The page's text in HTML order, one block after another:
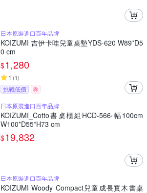
日本原裝進口百年品牌
KOIZUMI 吉伊卡哇兒童桌墊YDS-620 W89*D5
0 cm
$1,280
1 (1)
挑戰低價
券
日本原裝進口百年品牌
KOIZUMI_Cotto書桌櫃組HCD-566‧幅100cm
W100*D55*H73 cm
$19,832
日本原裝進口百年品牌
KOIZUMI Woody Compact兒童成長實木書桌